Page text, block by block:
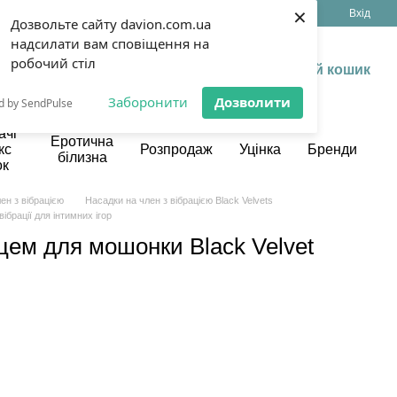
Дозвольте сайту davion.com.ua
надсилати вам сповіщення на
робочий стіл
by SendPulse Заборонити Дозволити
×
УкрРус Вхід
Мій кошик
Еротична
білизна
Розпродаж Уцінка Бренди
з вібрацією
Насадки на член з вібрацією Black Velvets
для інтимних ігор
для мошонки Black Velvet